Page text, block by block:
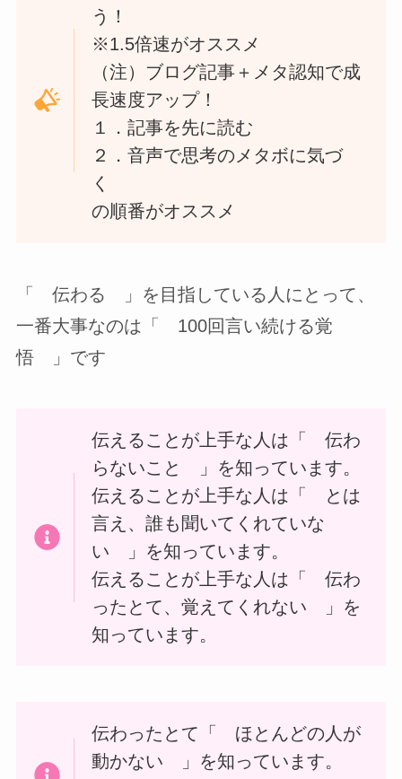
う！
※1.5倍速がオススメ
（注）ブログ記事＋メタ認知で成
長速度アップ！
１．記事を先に読む
２．音声で思考のメタボに気づ
く
の順番がオススメ
「 伝わる 」を目指している人にとって、
一番大事なのは「 100回言い続ける覚
悟 」です
伝えることが上手な人は「 伝わ
らないこと 」を知っています。
伝えることが上手な人は「 とは
言え、誰も聞いてくれていな
い 」を知っています。
伝えることが上手な人は「 伝わ
ったとて、覚えてくれない 」を
知っています。
伝わったとて「 ほとんどの人が
動かない 」を知っています。